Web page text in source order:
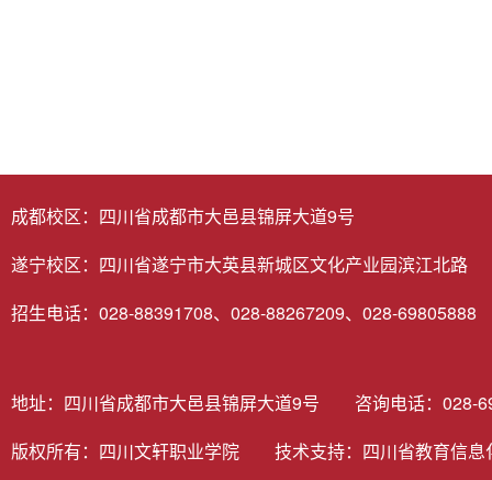
成都校区：四川省成都市大邑县锦屏大道9号
遂宁校区：四川省遂宁市大英县新城区文化产业园滨江北路
招生电话：028-88391708、028-88267209、028-69805888
地址：四川省成都市大邑县锦屏大道9号 咨询电话：
版权所有：四川文轩职业学院 技术支持： 四川省教育信